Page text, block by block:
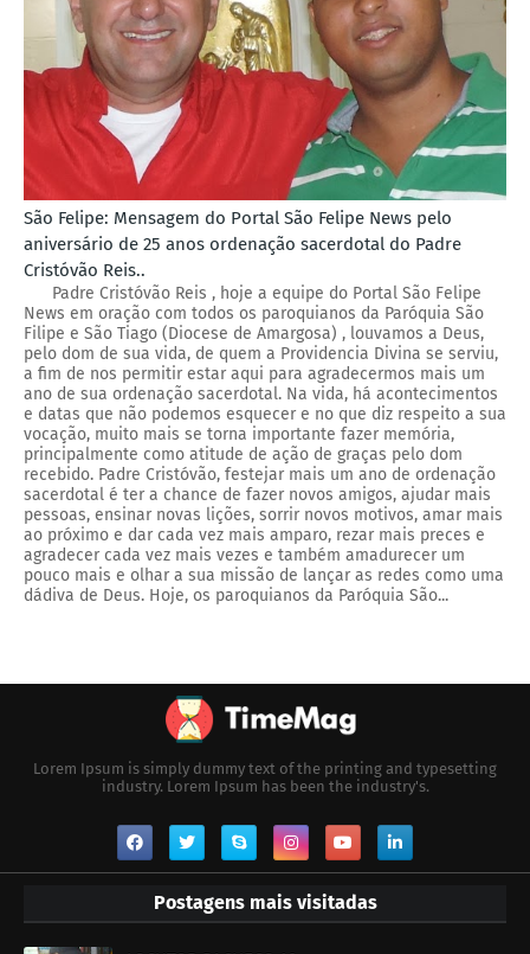
São Felipe: Mensagem do Portal São Felipe News pelo
aniversário de 25 anos ordenação sacerdotal do Padre
Cristóvão Reis..
Padre Cristóvão Reis , hoje a equipe do Portal São Felipe
News em oração com todos os paroquianos da Paróquia São
Filipe e São Tiago (Diocese de Amargosa) , louvamos a Deus,
pelo dom de sua vida, de quem a Providencia Divina se serviu,
a fim de nos permitir estar aqui para agradecermos mais um
ano de sua ordenação sacerdotal. Na vida, há acontecimentos
e datas que não podemos esquecer e no que diz respeito a sua
vocação, muito mais se torna importante fazer memória,
principalmente como atitude de ação de graças pelo dom
recebido. Padre Cristóvão, festejar mais um ano de ordenação
sacerdotal é ter a chance de fazer novos amigos, ajudar mais
pessoas, ensinar novas lições, sorrir novos motivos, amar mais
ao próximo e dar cada vez mais amparo, rezar mais preces e
agradecer cada vez mais vezes e também amadurecer um
pouco mais e olhar a sua missão de lançar as redes como uma
dádiva de Deus. Hoje, os paroquianos da Paróquia São...
Lorem Ipsum is simply dummy text of the printing and typesetting
industry. Lorem Ipsum has been the industry's.
Postagens mais visitadas